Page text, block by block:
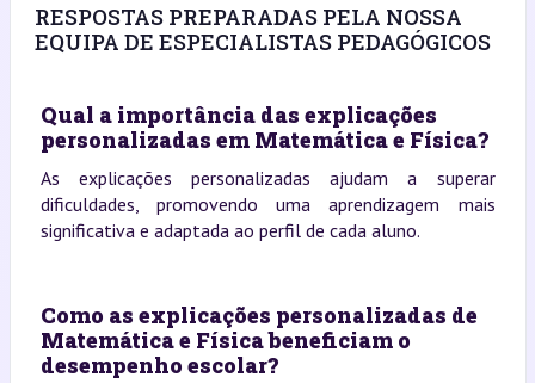
RESPOSTAS PREPARADAS PELA NOSSA
EQUIPA DE ESPECIALISTAS PEDAGÓGICOS
Qual a importância das explicações
personalizadas em Matemática e Física?
As explicações personalizadas ajudam a superar
dificuldades, promovendo uma aprendizagem mais
significativa e adaptada ao perfil de cada aluno.
Como as explicações personalizadas de
Matemática e Física beneficiam o
desempenho escolar?